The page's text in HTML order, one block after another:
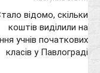
відомо, скільки
коштів виділили на
учнів початкових
класів у Павлограді